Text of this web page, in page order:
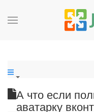
А что если
аватарку